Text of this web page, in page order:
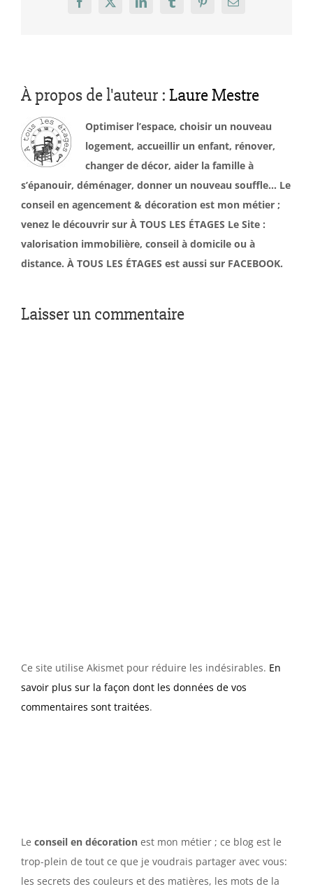
Facebook
X LinkedInTumblrPinterestEmail
À propos de l'auteur : Laure Mestre
Optimiser l’espace, choisir un nouveau
logement, accueillir un enfant, rénover,
changer de décor, aider la famille à
s’épanouir, déménager, donner un nouveau souffle… Le
conseil en agencement & décoration est mon métier ;
venez le découvrir sur À TOUS LES ÉTAGES Le Site :
valorisation immobilière, conseil à domicile ou à
distance. À TOUS LES ÉTAGES est aussi sur FACEBOOK.
Laisser un commentaire
Ce site utilise Akismet pour réduire les indésirables. En
savoir plus sur la façon dont les données de vos
commentaires sont traitées.
Le conseil en décoration est mon métier ; ce blog est le
trop-plein de tout ce que je voudrais partager avec vous:
les secrets des couleurs et des matières, les mots de la